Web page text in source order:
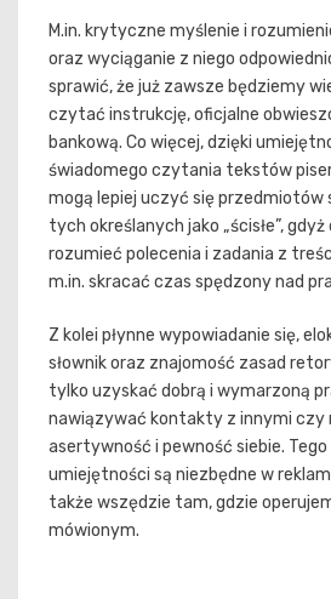
M.in. krytyczne myślenie i
oraz wyciąganie z niego
sprawić, że już zawsze będziemy
czytać instrukcję, oficjalne
bankową. Co więcej, dzięki
świadomego czytania tekstów
mogą lepiej uczyć się przedmiotów
tych określanych jako „ścisłe”,
rozumieć polecenia i zadania z
m.in. skracać czas spędzony nad
Z kolei płynne wypowiadanie się,
słownik oraz znajomość zasad
tylko uzyskać dobrą i wymarzoną
nawiązywać kontakty z innymi czy
asertywność i pewność siebie.
umiejętności są niezbędne w
także wszędzie tam, gdzie
mówionym.